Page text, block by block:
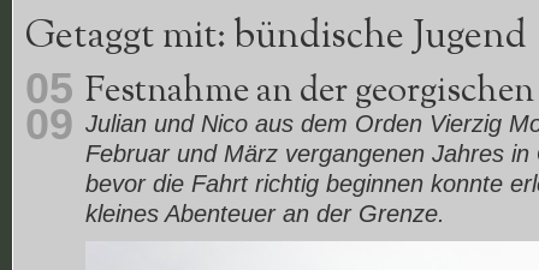
Getaggt mit: bündische Jugend
05
09
Festnahme an der
Julian und Nico aus dem Orden Vierzig
Februar und März vergangenen Jahres
bevor die Fahrt richtig beginnen konnte
kleines Abenteuer an der Grenze.